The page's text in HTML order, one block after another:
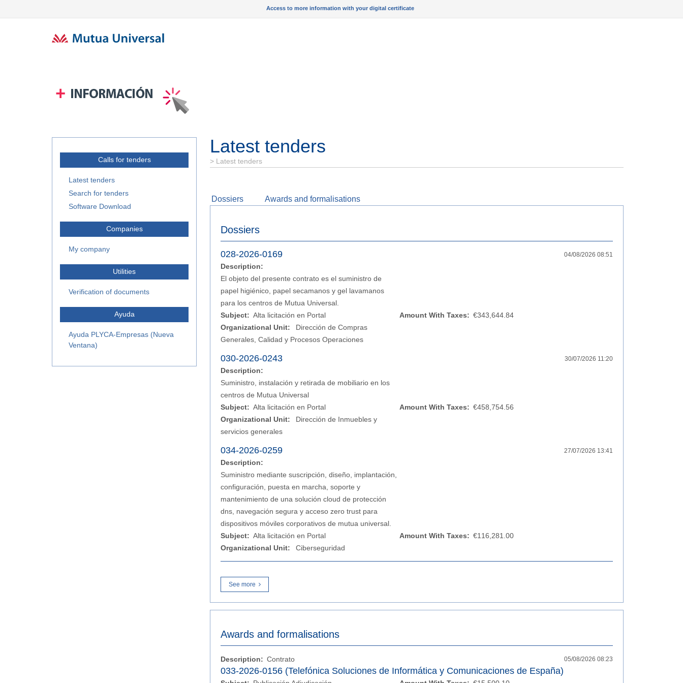
Access to more information with your digital certificate
Calls for tenders
Latest tenders
Search for tenders
Software Download
Companies
My company
Utilities
Verification of documents
Ayuda
Ayuda PLYCA-Empresas (Nueva
Ventana)
> Latest tenders
Latest tenders
Dossiers Awards and formalisations
Dossiers
04/08/2026 08:51
028-2026-0169
Description:
El objeto del presente contrato es el suministro de
papel higiénico, papel secamanos y gel lavamanos
para los centros de Mutua Universal.
Subject: Alta licitación en Portal Amount With Taxes: €343,644.84
Organizational Unit:
Dirección de Compras
Generales, Calidad y Procesos Operaciones
30/07/2026 11:20
030-2026-0243
Description:
Suministro, instalación y retirada de mobiliario en los
centros de Mutua Universal
Subject: Alta licitación en Portal Amount With Taxes: €458,754.56
Organizational Unit:
Dirección de Inmuebles y
servicios generales
27/07/2026 13:41
034-2026-0259
Description:
Suministro mediante suscripción, diseño, implantación,
configuración, puesta en marcha, soporte y
mantenimiento de una solución cloud de protección
dns, navegación segura y acceso zero trust para
dispositivos móviles corporativos de mutua universal.
Subject: Alta licitación en Portal Amount With Taxes: €116,281.00
Organizational Unit:
Ciberseguridad
See more
Awards and formalisations
05/08/2026 08:23
033-2026-0156 (Telefónica Soluciones de Informática y Comunicaciones de España)
Description: Contrato